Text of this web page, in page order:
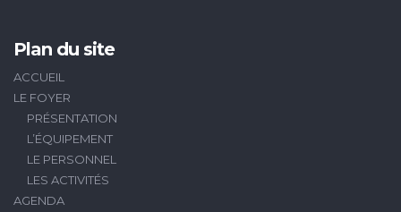
Plan du site
ACCUEIL
LE FOYER
PRÉSENTATION
L’ÉQUIPEMENT
LE PERSONNEL
LES ACTIVITÉS
AGENDA